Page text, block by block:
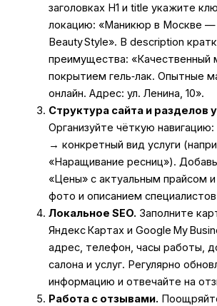
заголовках H1 и title укажите
локацию: «Маникюр в Москве —
Beauty Style». В description
преимущества: «Качественный
покрытием гель‑лак. Опытные
онлайн. Адрес: ул. Ленина, 10».
Структура сайта и разделов
Организуйте чёткую навигацию:
→ конкретный вид услуги
«Наращивание ресниц»).
«Цены» с актуальным прайсом
фото и описанием
Локальное SEO. Заполните
Яндекс Картах и Google My
адрес, телефон, часы работы,
салона и услуг. Регулярно
информацию и отвечайте на
Работа с отзывами.